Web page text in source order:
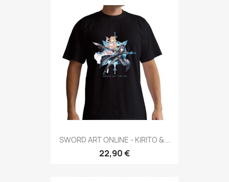
SWORD ART ONLINE - KIRITO &...
22,90 €